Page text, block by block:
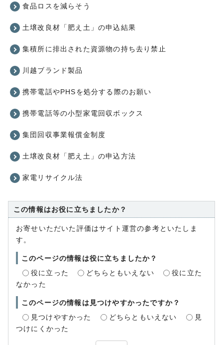
食品ロスを減らそう
土壌改良材「肥え土」の申込結果
集積所に排出された資源物の持ち去り禁止
川越ブランド製品
携帯電話やPHSを処分する際のお願い
携帯電話等の小型家電回収ボックス
集団回収事業報償金制度
土壌改良材「肥え土」の申込方法
家電リサイクル法
この情報はお役に立ちましたか？
お寄せいただいた評価はサイト運営の参考といたしま
す。
このページの情報は役に立ちましたか？
役に立った
どちらともいえない
役に立た
なかった
このページの情報は見つけやすかったですか？
見つけやすかった
どちらともいえない
見
つけにくかった